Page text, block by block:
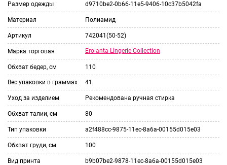
Размер одежды d9710be2-0b66-11e5-9406-10c37b5042fa
Материал Полиамид
Артикул 742041(50-52)
Марка торговая Erolanta Lingerie Collection
Обхват бедер, см 110
Вес упаковки в граммах 41
Уход за изделием Рекомендована ручная стирка
Обхват талии, см 80
Тип упаковки a2f488cc-9875-11ec-8a6a-00155d015e03
Обхват груди, см 100
Вид принта b9b07be2-9878-11ec-8a6a-00155d015e03